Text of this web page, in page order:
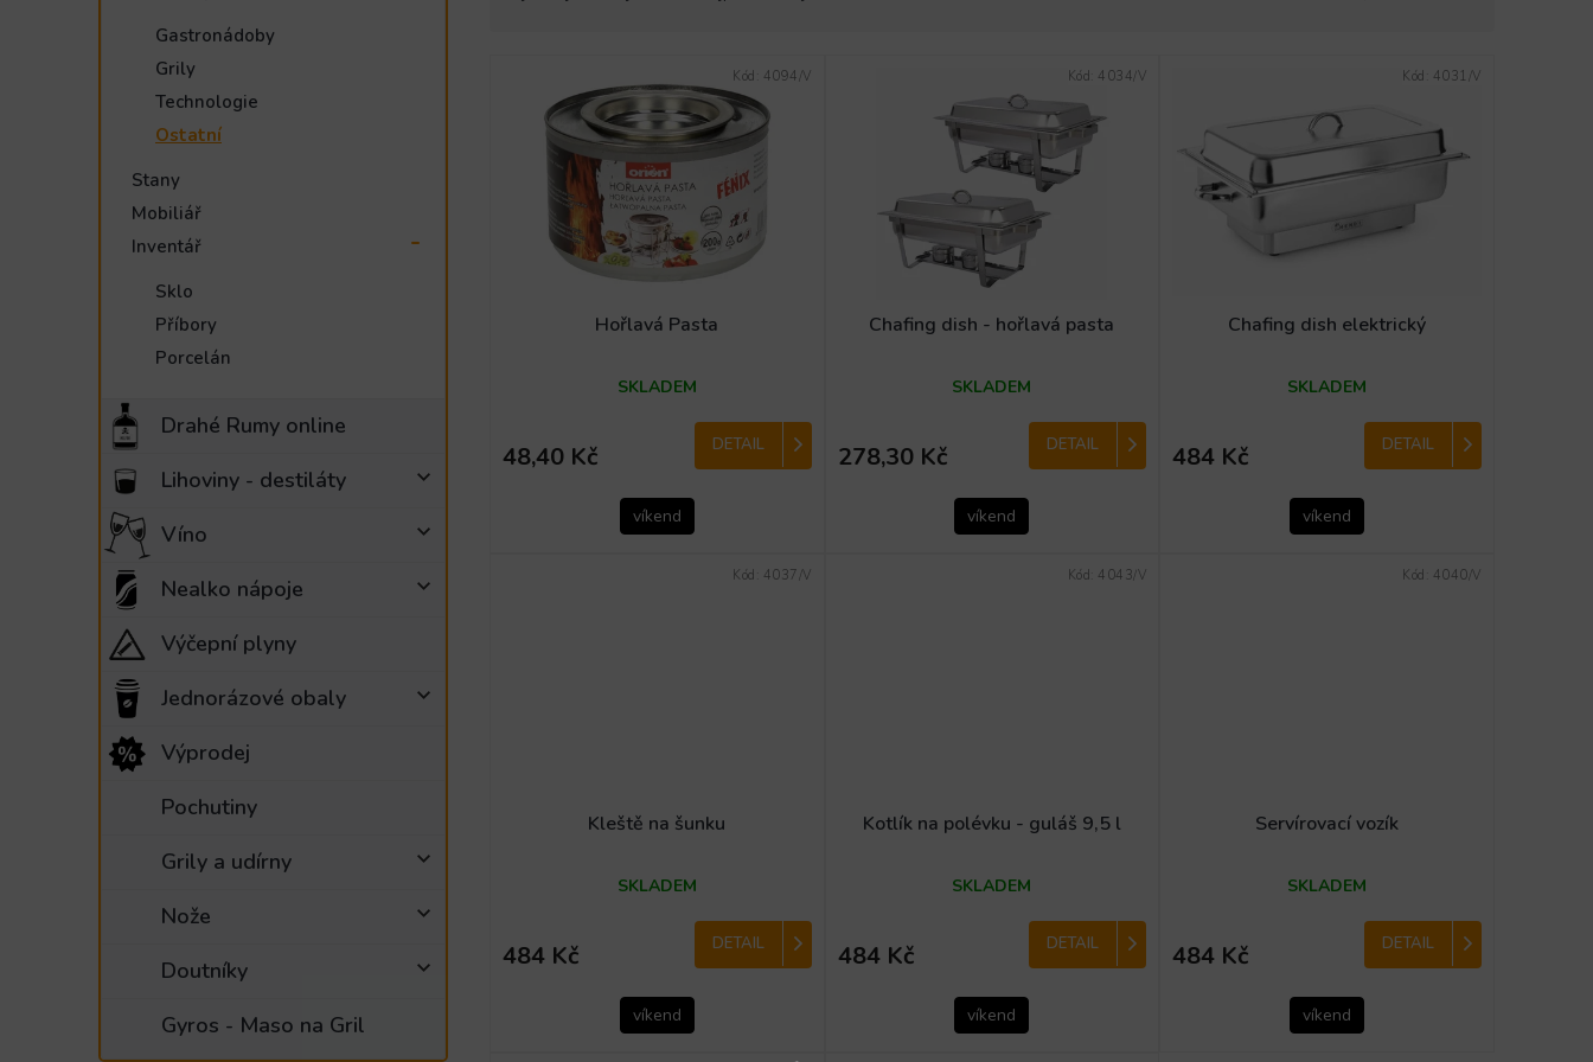
Gastronádoby
Grily
Technologie
Ostatní
Stany
Mobiliář
Inventář
Sklo
Příbory
Porcelán
Drahé Rumy online
Lihoviny - destiláty
Víno
Nealko nápoje
Výčepní plyny
Jednorázové obaly
Výprodej
Pochutiny
Grily a udírny
Nože
Doutníky
Gyros - Maso na Gril
Hořlavá Pasta
SKLADEM
48,40 Kč DETAIL
víkend
Kód: 4094/V
Chafing dish - hořlavá pasta
SKLADEM
278,30 Kč DETAIL
víkend
Kód: 4034/V
Chafing dish elektrický
SKLADEM
484 Kč DETAIL
víkend
Kód: 4031/V
Kleště na šunku
SKLADEM
484 Kč DETAIL
víkend
Kód: 4037/V
Kotlík na polévku - guláš 9,5 l
SKLADEM
484 Kč DETAIL
víkend
Kód: 4043/V
Servírovací vozík
SKLADEM
484 Kč DETAIL
víkend
Kód: 4040/V